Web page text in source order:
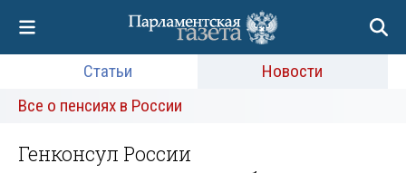
Статьи
Новости
Все о пенсиях в России
Генконсул России